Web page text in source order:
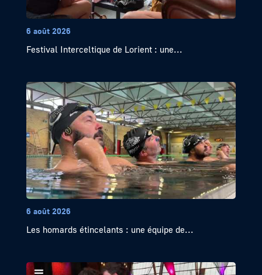
6 août 2026
Festival Interceltique de Lorient : une...
6 août 2026
Les homards étincelants : une équipe de...